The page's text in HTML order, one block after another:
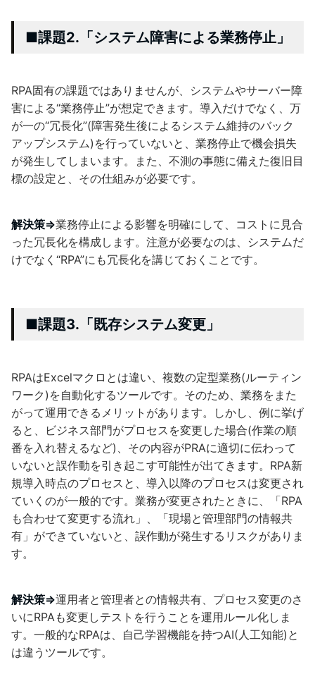
■課題2.「システム障害による業務停止」
RPA固有の課題ではありませんが、システムやサーバー障
害による“業務停止”が想定できます。導入だけでなく、万
が一の“冗長化”(障害発生後によるシステム維持のバック
アップシステム)を行っていないと、業務停止で機会損失
が発生してしまいます。また、不測の事態に備えた復旧目
標の設定と、その仕組みが必要です。
解決策⇒業務停止による影響を明確にして、コストに見合
った冗長化を構成します。注意が必要なのは、システムだ
けでなく“RPA”にも冗長化を講じておくことです。
■課題3.「既存システム変更」
RPAはExcelマクロとは違い、複数の定型業務(ルーティン
ワーク)を自動化するツールです。そのため、業務をまた
がって運用できるメリットがあります。しかし、例に挙げ
ると、ビジネス部門がプロセスを変更した場合(作業の順
番を入れ替えるなど)、その内容がPRAに適切に伝わって
いないと誤作動を引き起こす可能性が出てきます。RPA新
規導入時点のプロセスと、導入以降のプロセスは変更され
ていくのが一般的です。業務が変更されたときに、「RPA
も合わせて変更する流れ」、「現場と管理部門の情報共
有」ができていないと、誤作動が発生するリスクがありま
す。
解決策⇒運用者と管理者との情報共有、プロセス変更のさ
いにRPAも変更しテストを行うことを運用ルール化しま
す。一般的なRPAは、自己学習機能を持つAI(人工知能)と
は違うツールです。